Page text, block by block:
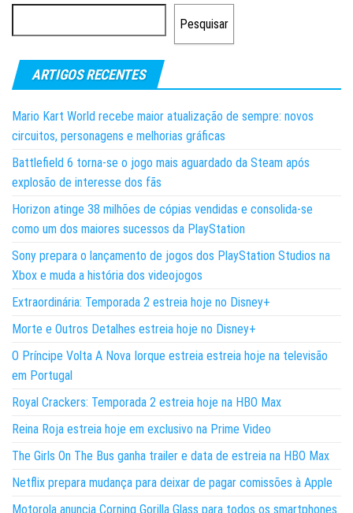
Pesquisar
ARTIGOS RECENTES
Mario Kart World recebe maior atualização de sempre: novos
circuitos, personagens e melhorias gráficas
Battlefield 6 torna-se o jogo mais aguardado da Steam após
explosão de interesse dos fãs
Horizon atinge 38 milhões de cópias vendidas e consolida-se
como um dos maiores sucessos da PlayStation
Sony prepara o lançamento de jogos dos PlayStation Studios na
Xbox e muda a história dos videojogos
Extraordinária: Temporada 2 estreia hoje no Disney+
Morte e Outros Detalhes estreia hoje no Disney+
O Príncipe Volta A Nova Iorque estreia estreia hoje na televisão
em Portugal
Royal Crackers: Temporada 2 estreia hoje na HBO Max
Reina Roja estreia hoje em exclusivo na Prime Video
The Girls On The Bus ganha trailer e data de estreia na HBO Max
Netflix prepara mudança para deixar de pagar comissões à Apple
Motorola anuncia Corning Gorilla Glass para todos os smartphones